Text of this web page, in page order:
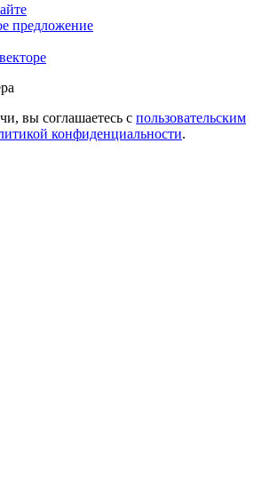
предложение
вы соглашаетесь с пользовательским
конфиденциальности.